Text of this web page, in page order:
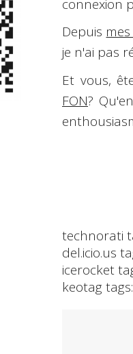
connexion
Depuis
je n'ai pas
Et vous,
FON?
technorati
del.icio.us
icerocket
keotag tags: